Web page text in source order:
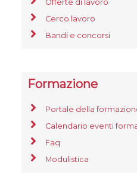
Offerte di lavoro
Cerco lavoro
Bandi e concorsi
Formazione
Portale della
Calendario eventi
Faq
Modulistica